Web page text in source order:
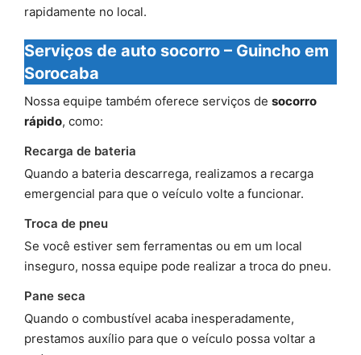
rapidamente no local.
Serviços de auto socorro – Guincho em
Sorocaba
Nossa equipe também oferece serviços de socorro
rápido, como:
Recarga de bateria
Quando a bateria descarrega, realizamos a recarga
emergencial para que o veículo volte a funcionar.
Troca de pneu
Se você estiver sem ferramentas ou em um local
inseguro, nossa equipe pode realizar a troca do pneu.
Pane seca
Quando o combustível acaba inesperadamente,
prestamos auxílio para que o veículo possa voltar a